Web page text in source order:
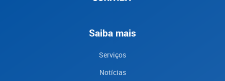
Saiba mais
Serviços
Notícias